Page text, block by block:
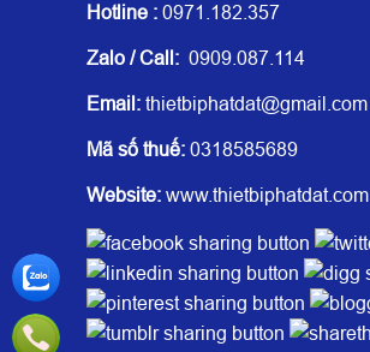
Hotline : 0971.182.357
Zalo / Call: 0909.087.114
Email: thietbiphatdat@gmail.com
Mã số thuế: 0318585689
Website: www.thietbiphatdat.com